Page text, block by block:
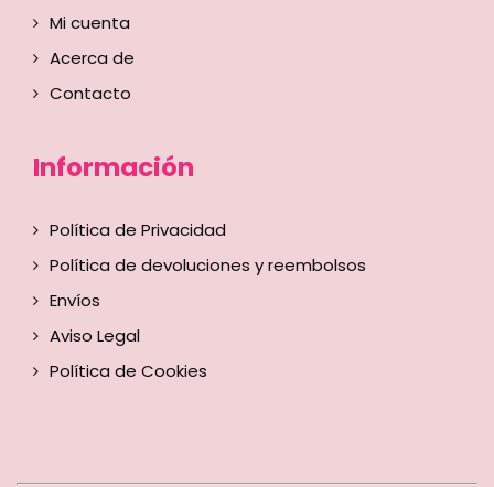
Mi cuenta
Acerca de
Contacto
Información
Política de Privacidad
Política de devoluciones y reembolsos
Envíos
Aviso Legal
Política de Cookies